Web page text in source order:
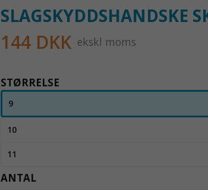
SLAGSKYDDSHANDSKE
144 DKK ekskl moms
STØRRELSE
9
10
11
ANTAL